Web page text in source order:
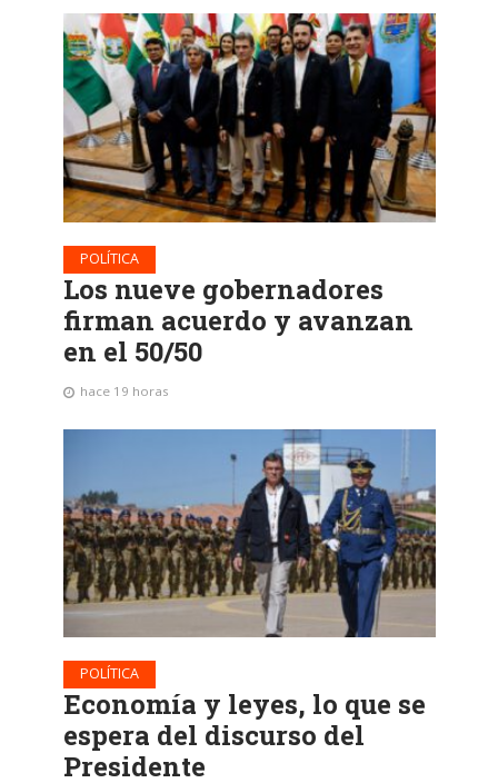
POLÍTICA
Los nueve gobernadores
firman acuerdo y avanzan
en el 50/50
hace 19 horas
POLÍTICA
Economía y leyes, lo que se
espera del discurso del
Presidente